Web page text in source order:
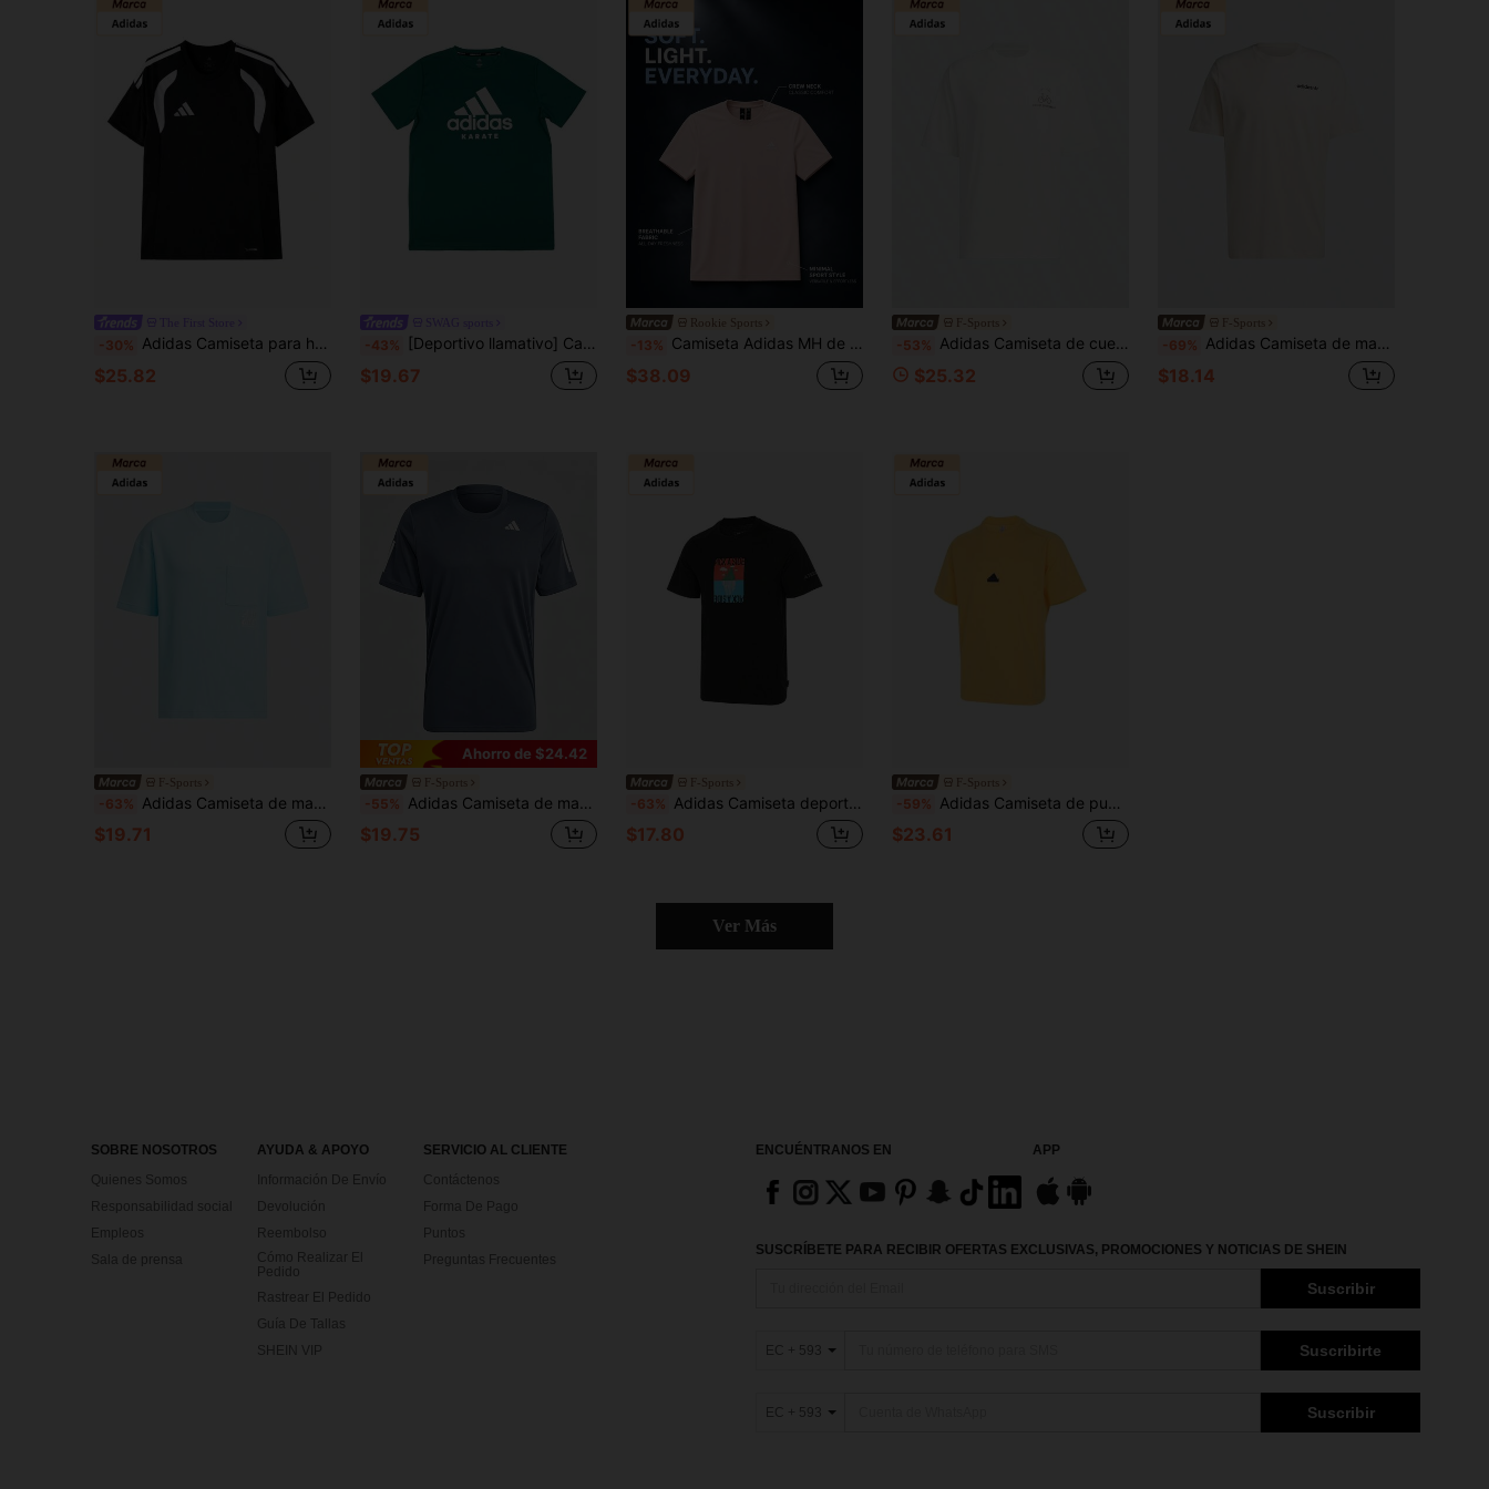
-30% Adidas Camiseta para hombre TIRO26L JSY M, camiseta deportiva casual de manga corta ligera y cómoda KB1348
$25.82
-43% [Deportivo llamativo] Camiseta de manga corta deportiva casual cómoda verde para hombres de Adidas, camiseta de entrenamiento en el gimnasio, camiseta casual de verano para correr, ropa deportiva aeróbica llamativa
$19.67
Rookie Sports
-13% Camiseta Adidas MH de manga corta con cuello redondo, de algodón puro, estilo deportivo casual, con logotipo pequeño T Couple
$38.09
F-Sports
-53% Adidas Camiseta de cuello redondo holgada de manga corta para entrenamiento deportivo y casual de verano para hombres JN9448
$25.32
F-Sports
-69% Adidas Camiseta de manga corta con cuello redondo, cómoda y versátil para deportes casuales, de moda para hombres, primavera/verano JF2853
$18.14
F-Sports
-63% Adidas Camiseta de manga corta de cuello redondo holgada y cómoda para hombre, estilo casual, verano JI6863
$19.71
Ahorro de $24.42
F-Sports
-55% Adidas Camiseta de manga corta de cuello redondo para correr y deportes, cómoda, moda de primavera/verano para hombres IY3218
$19.75
F-Sports
-63% Adidas Camiseta deportiva para hombre GFX SS camiseta 180, ligera y versátil de cuello redondo y manga corta, para primavera/verano
$17.80
F-Sports
-59% Adidas Camiseta de punto deportiva de manga corta casual versátil para hombre, ligera y cómoda, cuello redondo, primavera/verano IR5238
$23.61
Ver Más
SOBRE NOSOTROS
Quienes Somos
Responsabilidad social
Empleos
Sala de prensa
AYUDA & APOYO
Información De Envío
Devolución
Reembolso
Cómo Realizar El
Pedido
Rastrear El Pedido
Guía De Tallas
SHEIN VIP
SERVICIO AL CLIENTE
Contáctenos
Forma De Pago
Puntos
Preguntas Frecuentes
ENCUÉNTRANOS EN APP
SUSCRÍBETE PARA RECIBIR OFERTAS EXCLUSIVAS, PROMOCIONES Y NOTICIAS DE SHEIN
Suscribir
EC + 593 Suscribirte
EC + 593 Suscribir